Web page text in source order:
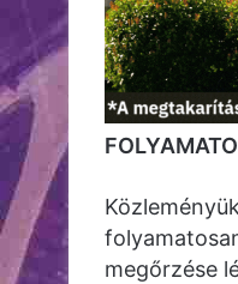
megőrzése